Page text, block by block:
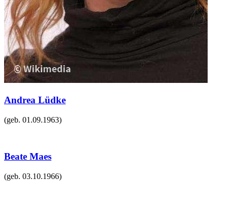
Andrea Lüdke
(geb. 01.09.1963)
Beate Maes
(geb. 03.10.1966)